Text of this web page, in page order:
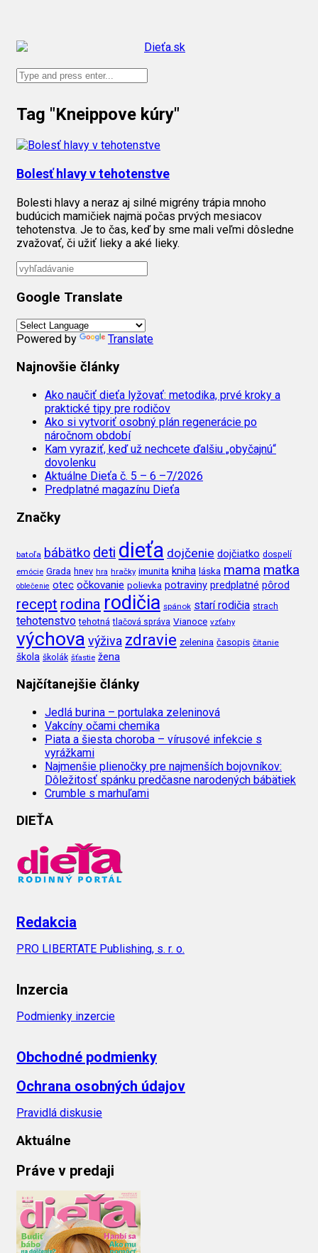
Tag "Kneippove kúry"
Bolesť hlavy v tehotenstve
Bolesti hlavy a neraz aj silné migrény trápia mnoho
budúcich mamičiek najmä počas prvých mesiacov
tehotenstva. Je to čas, keď by sme mali veľmi dôsledne
zvažovať, či užiť lieky a aké lieky.
Google Translate
Powered by Translate
Najnovšie články
Ako naučiť dieťa lyžovať: metodika, prvé kroky a
praktické tipy pre rodičov
Ako si vytvoriť osobný plán regenerácie po
náročnom období
Kam vyraziť, keď už nechcete ďalšiu „obyčajnú“
dovolenku
Aktuálne Dieťa č. 5 – 6 –7/2026
Predplatné magazínu Dieťa
Značky
batoľa bábätko deti dieťa dojčenie dojčiatko dospelí
emócie Grada hnev hra hračky imunita kniha láska mama matka
oblečenie otec očkovanie polievka potraviny predplatné pôrod
recept rodina rodičia spánok starí rodičia strach
tehotenstvo tehotná tlačová správa Vianoce vzťahy
výchova výživa zdravie zelenina časopis čítanie
škola školák šťastie žena
Najčítanejšie články
Jedlá burina – portulaka zeleninová
Vakcíny očami chemika
Piata a šiesta choroba – vírusové infekcie s
vyrážkami
Najmenšie plienočky pre najmenších bojovníkov:
Dôležitosť spánku predčasne narodených bábätiek
Crumble s marhuľami
DIEŤA
Redakcia
PRO LIBERTATE Publishing, s. r. o.
Inzercia
Podmienky inzercie
Obchodné podmienky
Ochrana osobných údajov
Pravidlá diskusie
Aktuálne
Práve v predaji